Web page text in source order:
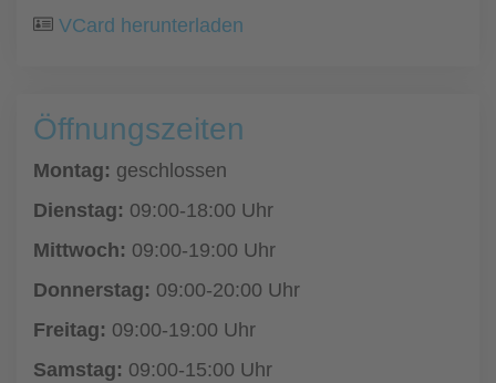
VCard herunterladen
Öffnungszeiten
Montag: geschlossen
Dienstag: 09:00-18:00 Uhr
Mittwoch: 09:00-19:00 Uhr
Donnerstag: 09:00-20:00 Uhr
Freitag: 09:00-19:00 Uhr
Samstag: 09:00-15:00 Uhr